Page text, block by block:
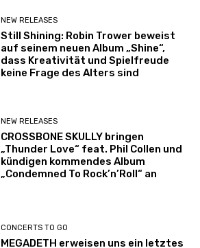
NEW RELEASES
Still Shining: Robin Trower beweist
auf seinem neuen Album „Shine“,
dass Kreativität und Spielfreude
keine Frage des Alters sind
NEW RELEASES
CROSSBONE SKULLY bringen
„Thunder Love“ feat. Phil Collen und
kündigen kommendes Album
„Condemned To Rock’n’Roll“ an
CONCERTS TO GO
MEGADETH erweisen uns ein letztes